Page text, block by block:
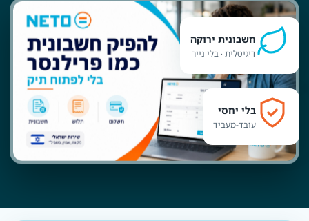
דיגיטלית · בלי נייר
בלי יחסי
עובד-מעביד